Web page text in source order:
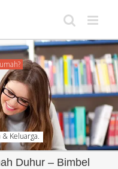
Keluarga.
Duhur – Bimbel